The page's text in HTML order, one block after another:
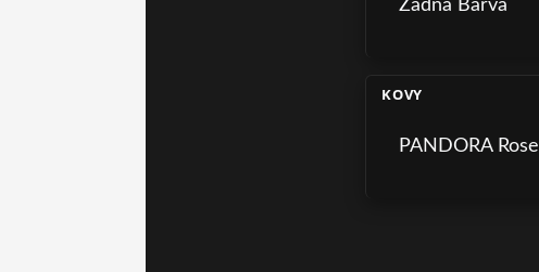
Žádná Barva
KOVY
PANDORA Rose